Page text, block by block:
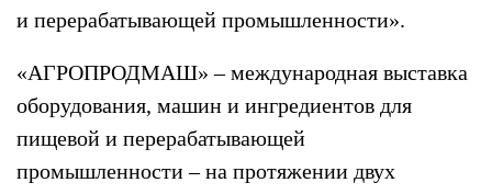
и перерабатывающей промышленности».
«АГРОПРОДМАШ» – международная выставка
оборудования, машин и ингредиентов для
пищевой и перерабатывающей
промышленности – на протяжении двух